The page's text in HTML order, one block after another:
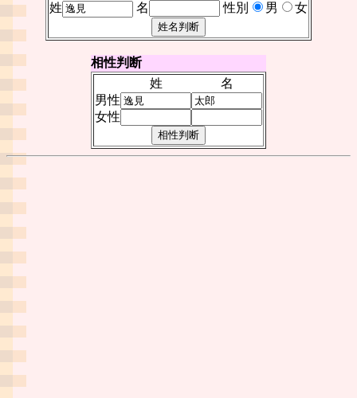
姓
名 性別 男 女
相性判断
姓
名
男性
女性